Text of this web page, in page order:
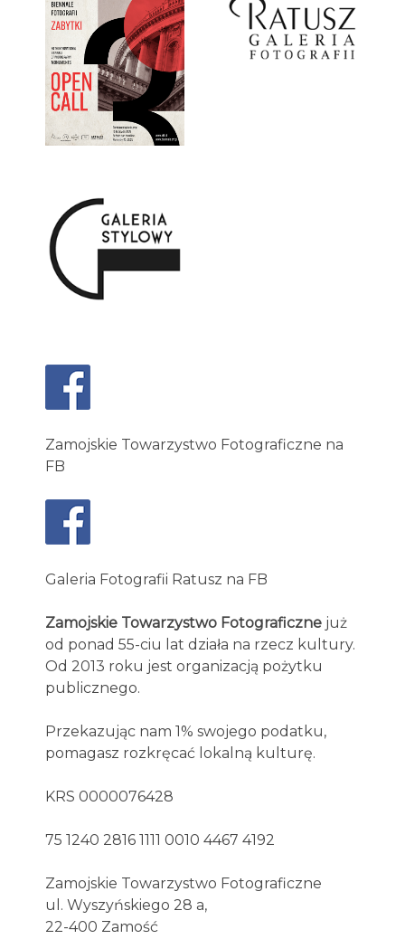
Zamojskie Towarzystwo Fotograficzne na
FB
Galeria Fotografii Ratusz na FB
Zamojskie Towarzystwo Fotograficzne już
od ponad 55-ciu lat działa na rzecz kultury.
Od 2013 roku jest organizacją pożytku
publicznego.
Przekazując nam 1% swojego podatku,
pomagasz rozkręcać lokalną kulturę.
KRS 0000076428
75 1240 2816 1111 0010 4467 4192
Zamojskie Towarzystwo Fotograficzne
ul. Wyszyńskiego 28 a,
22-400 Zamość